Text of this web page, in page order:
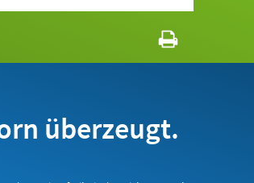
überzeugt.